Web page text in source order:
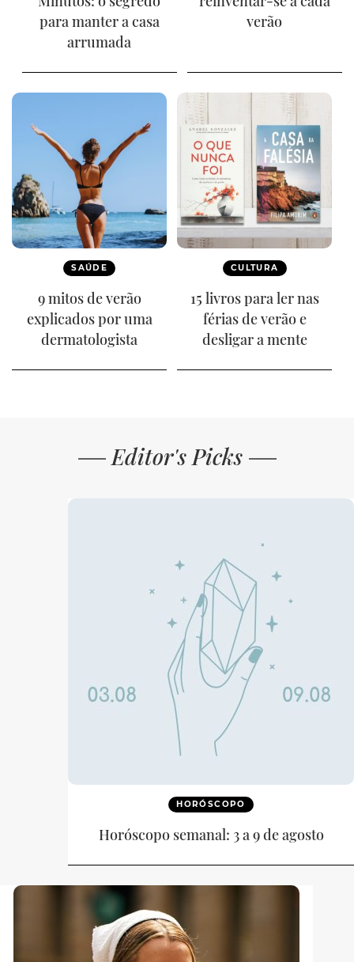
para manter a casa
arrumada
verão
SAÚDE
9 mitos de verão
explicados por uma
dermatologista
CULTURA
15 livros para ler nas
férias de verão e
desligar a mente
Editor's Picks
HORÓSCOPO
Horóscopo semanal: 3 a 9 de agosto